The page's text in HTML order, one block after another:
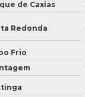
de Caxias
Redonda
Frio